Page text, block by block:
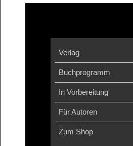
Verlag
Buchprogramm
In Vorbereitung
Für Autoren
Zum Shop